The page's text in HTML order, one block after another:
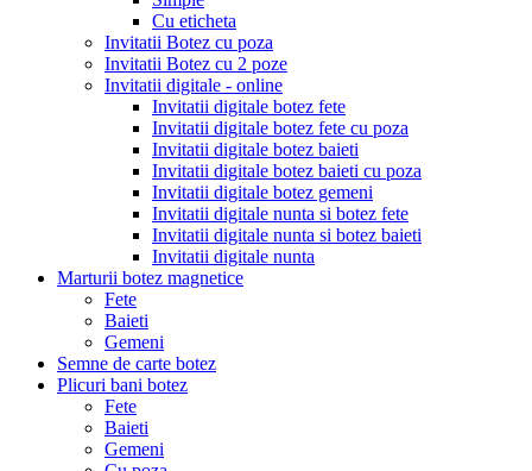
Cu eticheta
Invitatii Botez cu poza
Invitatii Botez cu 2 poze
Invitatii digitale - online
Invitatii digitale botez fete
Invitatii digitale botez fete cu poza
Invitatii digitale botez baieti
Invitatii digitale botez baieti cu poza
Invitatii digitale botez gemeni
Invitatii digitale nunta si botez fete
Invitatii digitale nunta si botez baieti
Invitatii digitale nunta
Marturii botez magnetice
Fete
Baieti
Gemeni
Semne de carte botez
Plicuri bani botez
Fete
Baieti
Gemeni